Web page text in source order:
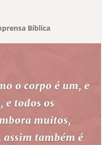
Bíblica